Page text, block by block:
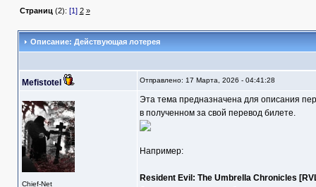
Страниц (2): [1] 2 »
Описание: Действующая лотерея
Mefistotel Отправлено: 17 Марта, 2026 - 04:41:28
Chief-Net
Эта тема предназначена для описания
в полученном за свой перевод билете.
Например:
Resident Evil: The Umbrella Chronicles